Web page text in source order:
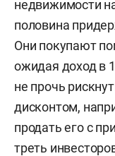
недвижимости
половина
Они покупают
ожидая доход в
не прочь
дисконтом,
продать его с
треть